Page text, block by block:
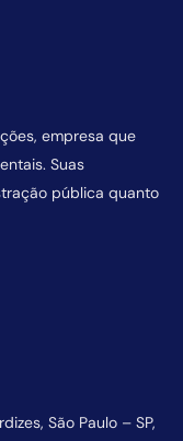
empresa que
Suas
pública quanto
São Paulo – SP,